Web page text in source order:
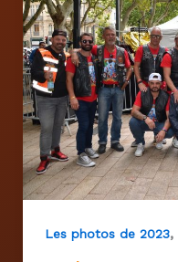
Les photos de 2023,